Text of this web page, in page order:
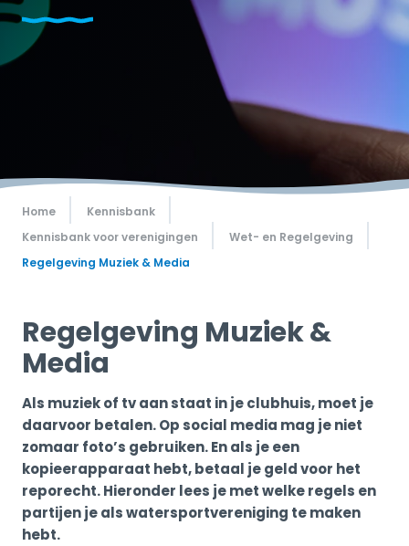
Home
Kennisbank
Kennisbank voor verenigingen
Wet- en Regelgeving
Regelgeving Muziek & Media
Regelgeving Muziek &
Media
Als muziek of tv aan staat in je clubhuis, moet je
daarvoor betalen. Op social media mag je niet
zomaar foto’s gebruiken. En als je een
kopieerapparaat hebt, betaal je geld voor het
reporecht. Hieronder lees je met welke regels en
partijen je als watersportvereniging te maken
hebt.